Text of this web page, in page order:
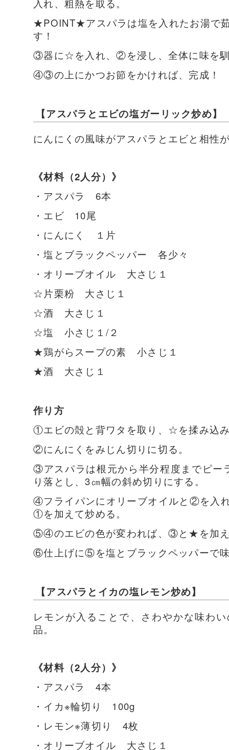
入れ、粗熱を取る。
★POINT★アスパラは塩を入れたお湯で
す！
③器に☆を入れ、②を浸し、全体に味を
④③の上にかつお節をかければ、完成！
【アスパラとエビの塩ガーリック炒め】
にんにくの風味がアスパラとエビと相性
《材料（2人分）》
・アスパラ 6本
・エビ 10尾
・にんにく １片
・塩とブラックペッパー 各少々
・オリーブオイル 大さじ１
☆片栗粉 大さじ１
☆酒 大さじ１
☆塩 小さじ１/２
★鶏がらスープの素 小さじ１
★酒 大さじ１
作り方
①エビの殻と背ワタを取り、☆を揉み込
②にんにくをみじん切りに切る。
③アスパラは根元から半分程度までピー
り落とし、3㎝幅の斜め切りにする。
④フライパンにオリーブオイルと②を入
①を加えて炒める。
⑤④のエビの色が変われば、③と★を加え
⑥仕上げに⑤を塩とブラックペッパーで
【アスパラとイカの塩レモン炒め】
レモンが入ることで、さわやかな味わ
品。
《材料（2人分）》
・アスパラ 4本
・イカ※輪切り 100g
・レモン※薄切り 4枚
・オリーブオイル 大さじ１